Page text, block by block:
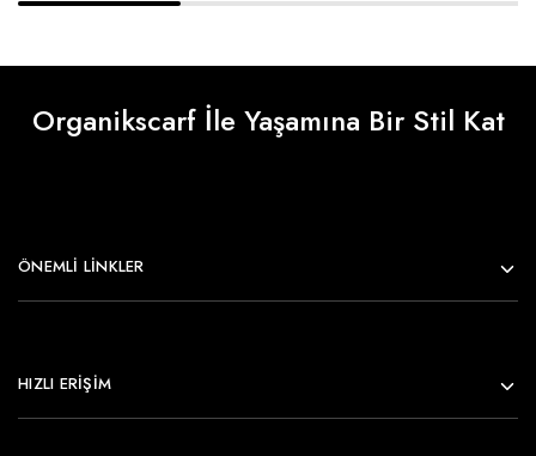
Organikscarf İle Yaşamına Bir Stil Kat
ÖNEMLI LINKLER
HIZLI ERİŞİM